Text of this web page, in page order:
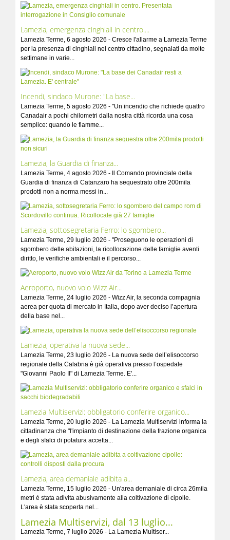
Lamezia, emergenza cinghiali in centro....
Lamezia Terme, 6 agosto 2026 - Cresce l'allarme a Lamezia Terme
per la presenza di cinghiali nel centro cittadino, segnalati da molte
settimane in varie...
Incendi, sindaco Murone: "La base...
Lamezia Terme, 5 agosto 2026 - "Un incendio che richiede quattro
Canadair a pochi chilometri dalla nostra città ricorda una cosa
semplice: quando le fiamme...
Lamezia, la Guardia di finanza...
Lamezia Terme, 4 agosto 2026 - Il Comando provinciale della
Guardia di finanza di Catanzaro ha sequestrato oltre 200mila
prodotti non a norma messi in...
Lamezia, sottosegretaria Ferro: lo sgombero...
Lamezia Terme, 29 luglio 2026 - "Proseguono le operazioni di
sgombero delle abitazioni, la ricollocazione delle famiglie aventi
diritto, le verifiche ambientali e il percorso...
Aeroporto, nuovo volo Wizz Air...
Lamezia Terme, 24 luglio 2026 - Wizz Air, la seconda compagnia
aerea per quota di mercato in Italia, dopo aver deciso l’apertura
della base nel...
Lamezia, operativa la nuova sede...
Lamezia Terme, 23 luglio 2026 - La nuova sede dell’elisoccorso
regionale della Calabria è già operativa presso l’ospedale
"Giovanni Paolo II" di Lamezia Terme. E'...
Lamezia Multiservizi: obbligatorio conferire organico...
Lamezia Terme, 20 luglio 2026 - La Lamezia Multiservizi informa la
cittadinanza che "l'impianto di destinazione della frazione organica
e degli sfalci di potatura accetta...
Lamezia, area demaniale adibita a...
Lamezia Terme, 15 luglio 2026 - Un'area demaniale di circa 26mila
metri è stata adivita abusivamente alla coltivazione di cipolle.
L'area è stata scoperta nel...
Lamezia Multiservizi, dal 13 luglio...
Lamezia Terme, 7 luglio 2026 - La Lamezia Multiser...